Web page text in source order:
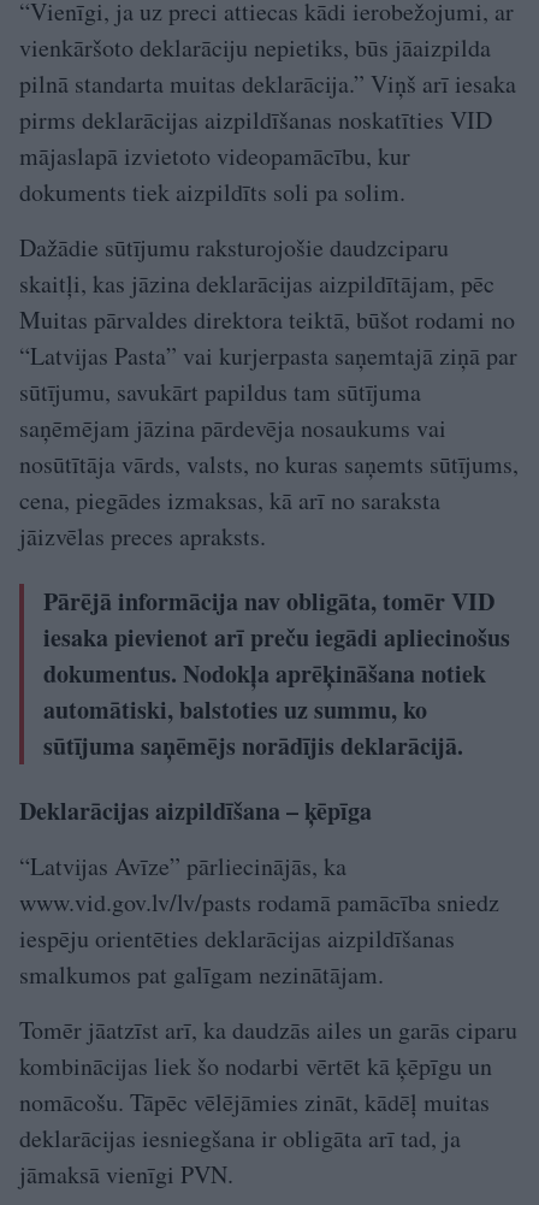
“Vienīgi, ja uz preci attiecas kādi ierobežojumi, ar
vienkāršoto deklarāciju nepietiks, būs jāaizpilda
pilnā standarta muitas deklarācija.” Viņš arī iesaka
pirms deklarācijas aizpildīšanas noskatīties VID
mājaslapā izvietoto videopamācību, kur
dokuments tiek aizpildīts soli pa solim.
Dažādie sūtījumu raksturojošie daudzciparu
skaitļi, kas jāzina deklarācijas aizpildītājam, pēc
Muitas pārvaldes direktora teiktā, būšot rodami no
“Latvijas Pasta” vai kurjerpasta saņemtajā ziņā par
sūtījumu, savukārt papildus tam sūtījuma
saņēmējam jāzina pārdevēja nosaukums vai
nosūtītāja vārds, valsts, no kuras saņemts sūtījums,
cena, piegādes izmaksas, kā arī no saraksta
jāizvēlas preces apraksts.
Pārējā informācija nav obligāta, tomēr VID
iesaka pievienot arī preču iegādi apliecinošus
dokumentus. Nodokļa aprēķināšana notiek
automātiski, balstoties uz summu, ko
sūtījuma saņēmējs norādījis deklarācijā.
Deklarācijas aizpildīšana – ķēpīga
“Latvijas Avīze” pārliecinājās, ka
www.vid.gov.lv/lv/pasts rodamā pamācība sniedz
iespēju orientēties deklarācijas aizpildīšanas
smalkumos pat galīgam nezinātājam.
Tomēr jāatzīst arī, ka daudzās ailes un garās ciparu
kombinācijas liek šo nodarbi vērtēt kā ķēpīgu un
nomācošu. Tāpēc vēlējāmies zināt, kādēļ muitas
deklarācijas iesniegšana ir obligāta arī tad, ja
jāmaksā vienīgi PVN.